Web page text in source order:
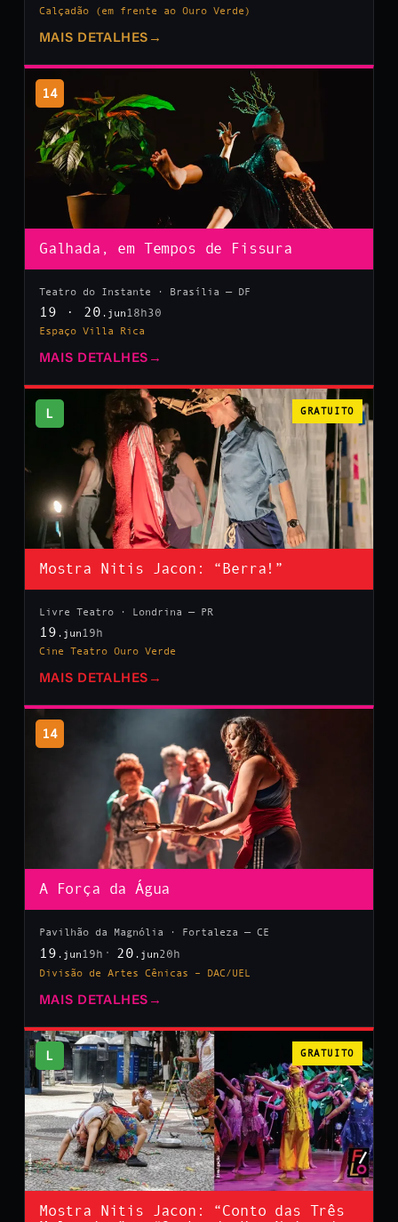
Calçadão (em frente ao Ouro Verde)
MAIS DETALHES →
14
Galhada, em Tempos de Fissura
Teatro do Instante · Brasília — DF
19 · 20 .jun 18h30
Espaço Villa Rica
MAIS DETALHES →
L GRATUITO
Mostra Nitis Jacon: “Berra!”
Livre Teatro · Londrina — PR
19 .jun 19h
Cine Teatro Ouro Verde
MAIS DETALHES →
14
A Força da Água
Pavilhão da Magnólia · Fortaleza — CE
19 .jun 19h 20 .jun20h
Divisão de Artes Cênicas – DAC/UEL
MAIS DETALHES →
L GRATUITO
Mostra Nitis Jacon: “Conto das Três